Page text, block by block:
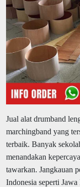
Jual alat drumband
marchingband yang
terbaik. Banyak
menandakan
tawarkan. Jangkauan
Indonesia seperti